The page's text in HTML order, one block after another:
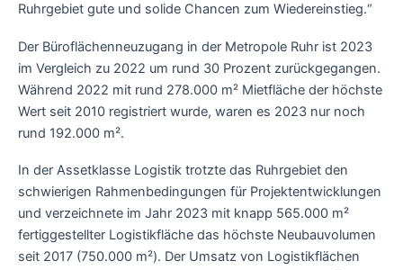
Ruhrgebiet gute und solide Chancen zum Wiedereinstieg.“
Der Büroflächenneuzugang in der Metropole Ruhr ist 2023
im Vergleich zu 2022 um rund 30 Prozent zurückgegangen.
Während 2022 mit rund 278.000 m² Mietfläche der höchste
Wert seit 2010 registriert wurde, waren es 2023 nur noch
rund 192.000 m².
In der Assetklasse Logistik trotzte das Ruhrgebiet den
schwierigen Rahmenbedingungen für Projektentwicklungen
und verzeichnete im Jahr 2023 mit knapp 565.000 m²
fertiggestellter Logistikfläche das höchste Neubauvolumen
seit 2017 (750.000 m²). Der Umsatz von Logistikflächen